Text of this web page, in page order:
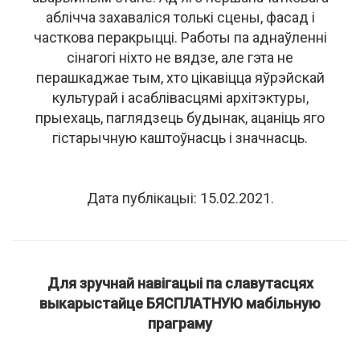
аблічча захаваліся толькі сцены, фасад і
часткова перакрыцці. Работы па аднаўленні
сінагогі ніхто не вядзе, але гэта не
перашкаджае тым, хто цікавіцца яўрэйскай
культурай і асаблівасцямі архітэктуры,
прыехаць, паглядзець будынак, ацаніць яго
гістарычную каштоўнасць і значнасць.
Дата публікацыі: 15.02.2021.
Для зручнай навігацыі па славутасцях
выкарыстайце БЯСПЛАТНУЮ мабільную
праграму